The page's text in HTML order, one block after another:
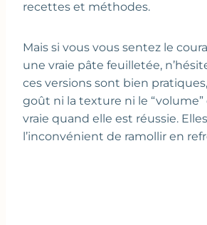
recettes et méthodes.
Mais si vous vous sentez le
une vraie pâte feuilletée,
ces versions sont bien
goût ni la texture ni le “volume”
vraie quand elle est réussie.
l’inconvénient de ramollir en